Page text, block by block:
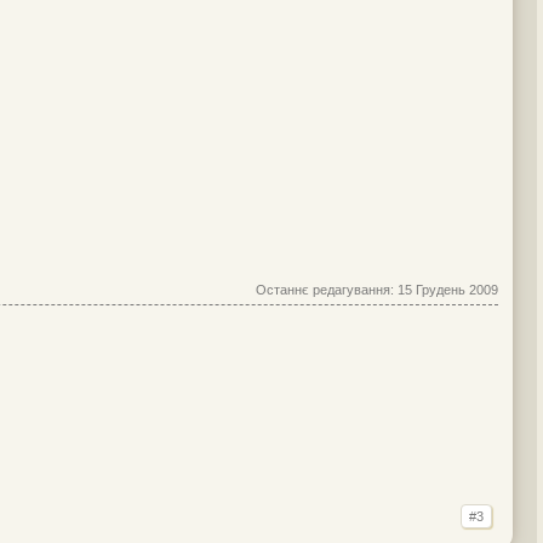
Останнє редагування: 15 Грудень 2009
#3